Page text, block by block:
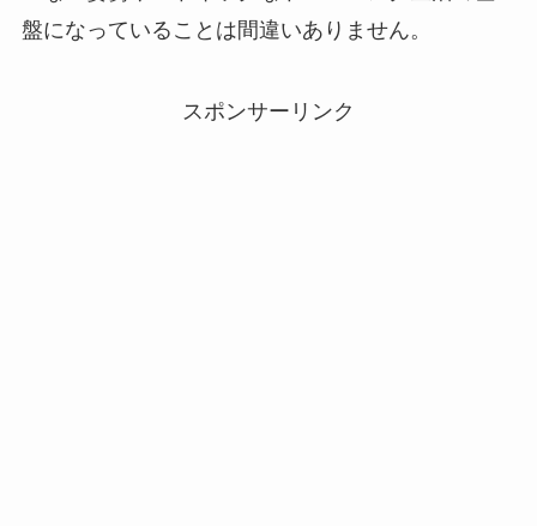
盤になっていることは間違いありません。
スポンサーリンク